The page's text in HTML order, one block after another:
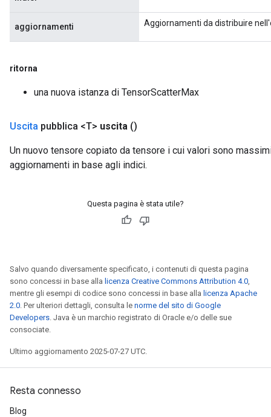
aggiornamenti Aggiornamenti da distribuire
ritorna
una nuova istanza di TensorScatterMax
Uscita pubblica <T> uscita ()
Un nuovo tensore copiato da tensore i cui valori sono
aggiornamenti in base agli indici.
Questa pagina è stata utile?
Salvo quando diversamente specificato, i contenuti di questa pagina
sono concessi in base alla licenza Creative Commons Attribution 4.0,
mentre gli esempi di codice sono concessi in base alla licenza Apache
2.0. Per ulteriori dettagli, consulta le norme del sito di Google
Developers. Java è un marchio registrato di Oracle e/o delle sue
consociate.
Ultimo aggiornamento 2025-07-27 UTC.
Resta connesso
Blog